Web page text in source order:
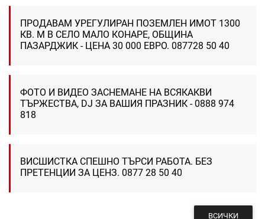
ПРОДАВАМ УРЕГУЛИРАН ПОЗЕМЛЕН ИМОТ 1300
КВ. М В СЕЛО МАЛО КОНАРЕ, ОБЩИНА
ПАЗАРДЖИК - ЦЕНА 30 000 ЕВРО. 087728 50 40
ФОТО И ВИДЕО ЗАСНЕМАНЕ НА ВСЯКАКВИ
ТЪРЖЕСТВА, DJ ЗА ВАШИЯ ПРАЗНИК - 0888 974
818
ВИСШИСТКА СПЕШНО ТЪРСИ РАБОТА. БЕЗ
ПРЕТЕНЦИИ ЗА ЦЕНЗ. 0877 28 50 40
ВСИЧКИ